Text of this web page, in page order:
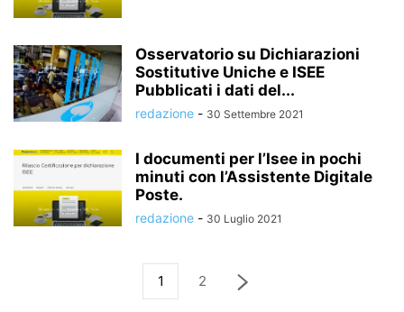
Osservatorio su Dichiarazioni
Sostitutive Uniche e ISEE
Pubblicati i dati del...
redazione - 30 Settembre 2021
I documenti per l’Isee in pochi
minuti con l’Assistente Digitale
Poste.
redazione - 30 Luglio 2021
1 2